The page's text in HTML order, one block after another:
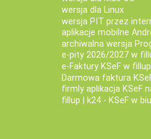
wersja dla Linux
wersja PIT przez
aplikacje mobilne
archiwalna wersja
e-pity 2026/2027 w
e‑Faktury KSeF w fillup
Darmowa faktura
firmly aplikacja KSeF
fillup | k24 - KSeF w